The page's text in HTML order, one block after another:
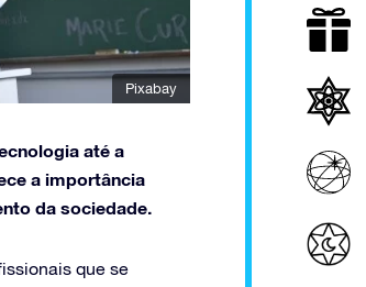
Pixabay
até a
a importância
da sociedade.
que se